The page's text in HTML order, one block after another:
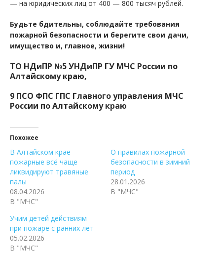
— на юридических лиц от 400 — 800 тысяч рублей.
Будьте бдительны, соблюдайте требования
пожарной безопасности и берегите свои дачи,
имущество и, главное, жизни!
ТО НДиПР №5 УНДиПР ГУ МЧС России по
Алтайскому краю,
9 ПСО ФПС ГПС Главного управления МЧС
России по Алтайскому краю
Похожее
В Алтайском крае
пожарные всё чаще
ликвидируют травяные
палы
08.04.2026
В "МЧС"
О правилах пожарной
безопасности в зимний
период
28.01.2026
В "МЧС"
Учим детей действиям
при пожаре с ранних лет
05.02.2026
В "МЧС"